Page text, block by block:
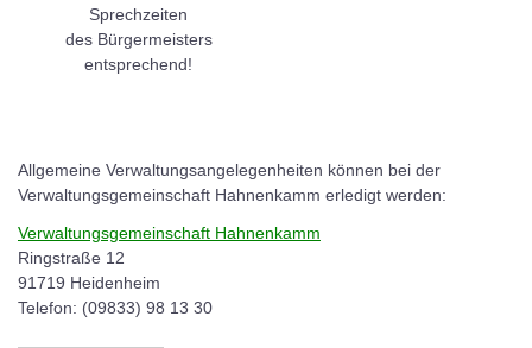
Sprechzeiten
des Bürgermeisters
entsprechend!
Allgemeine Verwaltungsangelegenheiten können bei der
Verwaltungsgemeinschaft Hahnenkamm erledigt werden:
Verwaltungsgemeinschaft Hahnenkamm
Ringstraße 12
91719 Heidenheim
Telefon: (09833) 98 13 30